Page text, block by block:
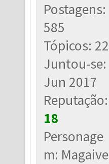
Postagens:
585
Tópicos: 22
Juntou-se:
Jun 2017
Reputação:
18
Personage
m: Magaive